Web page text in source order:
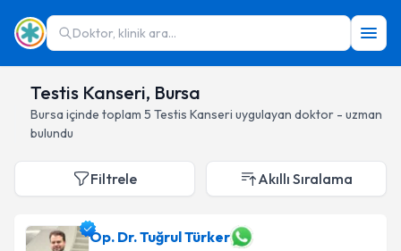
Doktor, klinik ara...
Testis Kanseri, Bursa
Bursa içinde toplam 5 Testis Kanseri uygulayan doktor - uzman
bulundu
Filtrele Akıllı Sıralama
Op. Dr. Tuğrul Türker